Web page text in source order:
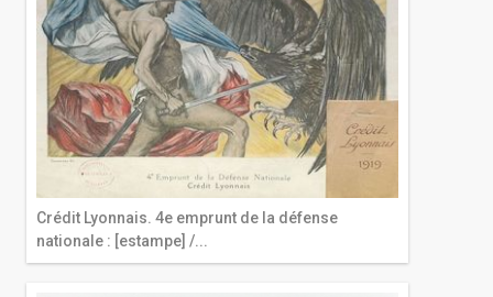
Crédit Lyonnais. 4e emprunt de la défense
nationale : [estampe] /...